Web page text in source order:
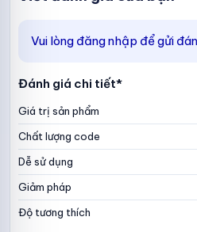
Vui lòng đăng nhập để gửi
Đánh giá chi tiết*
Giá trị sản phẩm
Chất lượng code
Dễ sử dụng
Giảm pháp
Độ tương thích